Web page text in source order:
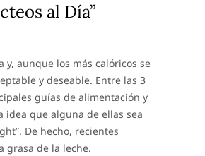
al Día”
y, aunque los más calóricos se
y deseable. Entre las 3
guías de alimentación y
idea que alguna de ellas sea
De hecho, recientes
grasa de la leche.